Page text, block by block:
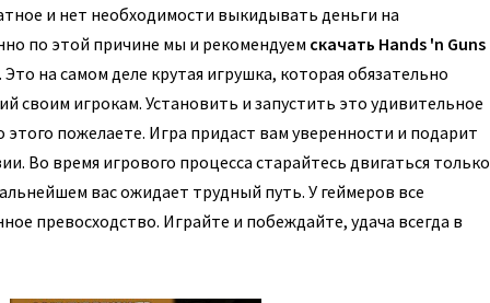
и нет необходимости выкидывать деньги на
по этой причине мы и рекомендуем скачать Hands 'n Guns
на самом деле крутая игрушка, которая обязательно
игрокам. Установить и запустить это удивительное
пожелаете. Игра придаст вам уверенности и подарит
Во время игрового процесса старайтесь двигаться только
вас ожидает трудный путь. У геймеров все
превосходство. Играйте и побеждайте, удача всегда в